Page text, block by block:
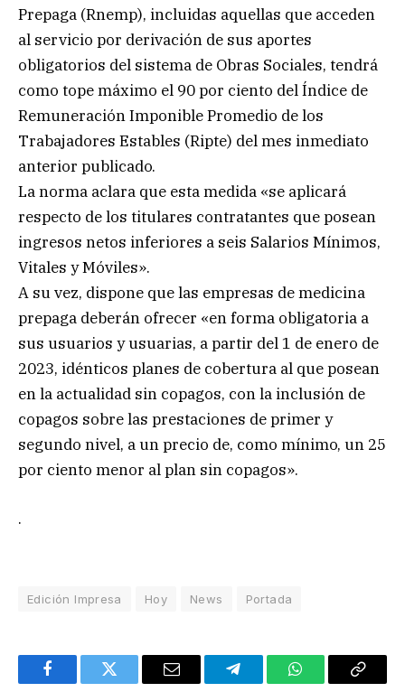
Prepaga (Rnemp), incluidas aquellas que acceden
al servicio por derivación de sus aportes
obligatorios del sistema de Obras Sociales, tendrá
como tope máximo el 90 por ciento del Índice de
Remuneración Imponible Promedio de los
Trabajadores Estables (Ripte) del mes inmediato
anterior publicado.
La norma aclara que esta medida «se aplicará
respecto de los titulares contratantes que posean
ingresos netos inferiores a seis Salarios Mínimos,
Vitales y Móviles».
A su vez, dispone que las empresas de medicina
prepaga deberán ofrecer «en forma obligatoria a
sus usuarios y usuarias, a partir del 1 de enero de
2023, idénticos planes de cobertura al que posean
en la actualidad sin copagos, con la inclusión de
copagos sobre las prestaciones de primer y
segundo nivel, a un precio de, como mínimo, un 25
por ciento menor al plan sin copagos».
.
Edición Impresa Hoy News Portada
FacebookTwitter Email TelegramWhatsAppCopy